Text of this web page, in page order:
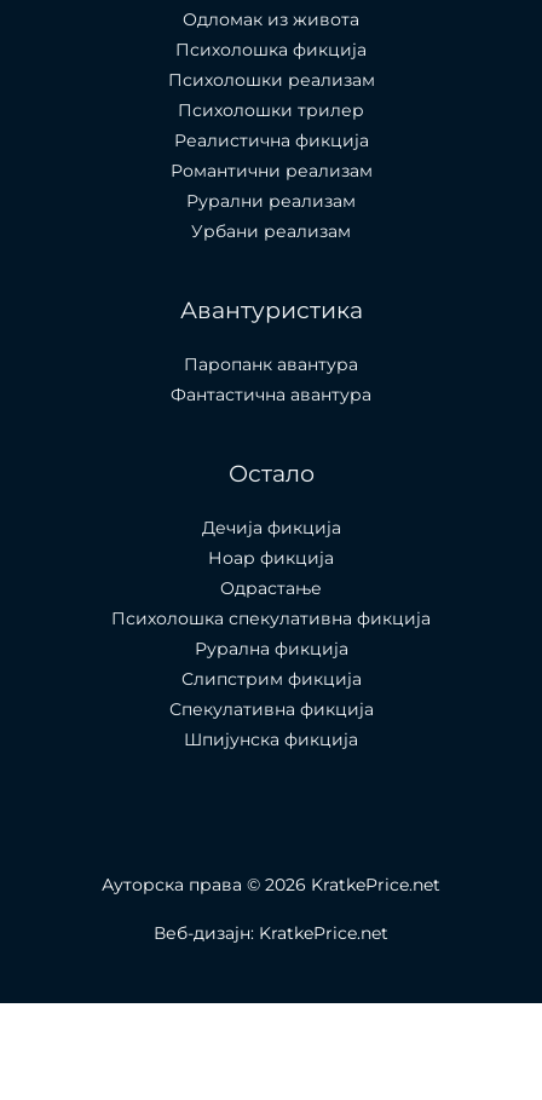
Одломак из живота
Психолошкa фикција
Психолошки реализам
Психолошки трилер
Реалистична фикција
Романтични реализам
Рурални реализам
Урбани реализам
Авантуристика
Паропанк авантура
Фантастична авантура
Остало
Дечија фикција
Ноар фикција
Одрастање
Психолошка спекулативна фикција
Рурална фикција
Слипстрим фикција
Спекулативна фикција
Шпијунска фикција
Ауторска права © 2026 KratkePrice.net
Веб-дизајн: KratkePrice.net